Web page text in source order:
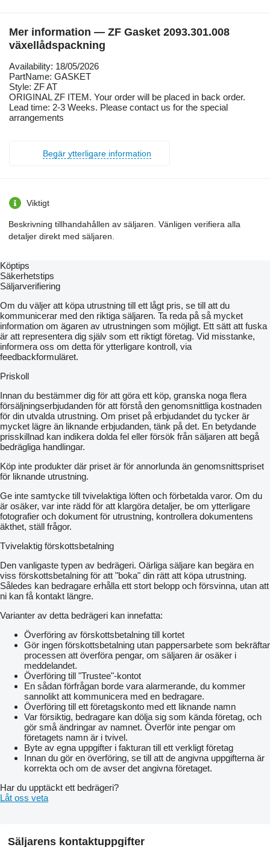
Mer information — ZF Gasket 2093.301.008
växellådspackning
Availability: 18/05/2026
PartName: GASKET
Style: ZF AT
ORIGINAL ZF ITEM. Your order will be placed in back order.
Lead time: 2-3 Weeks. Please contact us for the special
arrangements
Begär ytterligare information
Viktigt
Beskrivning tillhandahållen av säljaren. Vänligen verifiera alla
detaljer direkt med säljaren.
Köptips
Säkerhetstips
Säljarverifiering
Om du väljer att köpa utrustning till ett lågt pris, se till att du
kommunicerar med den riktiga säljaren. Ta reda på så mycket
information om ägaren av utrustningen som möjligt. Ett sätt att fuska
är att representera dig själv som ett riktigt företag. Vid misstanke,
informera oss om detta för ytterligare kontroll, via
feedbackformuläret.
Priskoll
Innan du bestämmer dig för att göra ett köp, granska noga flera
försäljningserbjudanden för att förstå den genomsnittliga kostnaden
för din utvalda utrustning. Om priset på erbjudandet du tycker är
mycket lägre än liknande erbjudanden, tänk på det. En betydande
prisskillnad kan indikera dolda fel eller försök från säljaren att begå
bedrägliga handlingar.
Köp inte produkter där priset är för annorlunda än genomsnittspriset
för liknande utrustning.
Ge inte samtycke till tvivelaktiga löften och förbetalda varor. Om du
är osäker, var inte rädd för att klargöra detaljer, be om ytterligare
fotografier och dokument för utrustning, kontrollera dokumentens
äkthet, ställ frågor.
Tvivelaktig förskottsbetalning
Den vanligaste typen av bedrägeri. Oärliga säljare kan begära en
viss förskottsbetalning för att "boka" din rätt att köpa utrustning.
Således kan bedragare erhålla ett stort belopp och försvinna, utan att
ni kan få kontakt längre.
Varianter av detta bedrägeri kan innefatta:
Överföring av förskottsbetalning till kortet
Gör ingen förskottsbetalning utan pappersarbete som bekräftar
processen att överföra pengar, om säljaren är osäker i
meddelandet.
Överföring till "Trustee"-kontot
En sådan förfrågan borde vara alarmerande, du kommer
sannolikt att kommunicera med en bedragare.
Överföring till ett företagskonto med ett liknande namn
Var försiktig, bedragare kan dölja sig som kända företag, och
gör små ändringar av namnet. Överför inte pengar om
företagets namn är i tvivel.
Byte av egna uppgifter i fakturan till ett verkligt företag
Innan du gör en överföring, se till att de angivna uppgifterna är
korrekta och om de avser det angivna företaget.
Har du upptäckt ett bedrägeri?
Låt oss veta
Säljarens kontaktuppgifter